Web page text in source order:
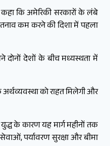
कि अमेरिकी सरकारों के लंबे
कम करने की दिशा में पहला
दोनों देशों के बीच मध्यस्थता में
अर्थव्यवस्था को राहत मिलेगी और
के कारण यह मार्ग महीनों तक
पर्यावरण सुरक्षा और बीमा